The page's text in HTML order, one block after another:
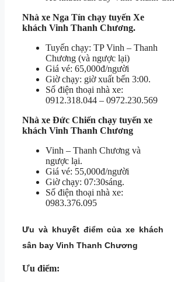
Nhà xe Nga Tín chạy tuyến Xe
khách Vinh Thanh Chương.
Tuyến chạy: TP Vinh – Thanh
Chương (và ngược lại)
Giá vé: 65,000đ/người
Giờ chạy: giờ xuất bến 3:00.
Số điện thoại nhà xe:
0912.318.044 – 0972.230.569
Nhà xe Đức Chiến chạy tuyến xe
khách Vinh Thanh Chương
Vinh – Thanh Chương và
ngược lại.
Giá vé: 55,000đ/người
Giờ chạy: 07:30sáng.
Số điện thoại nhà xe:
0983.376.095
Ưu và khuyết điểm của xe khách
sân bay Vinh Thanh Chương
Ưu điểm: